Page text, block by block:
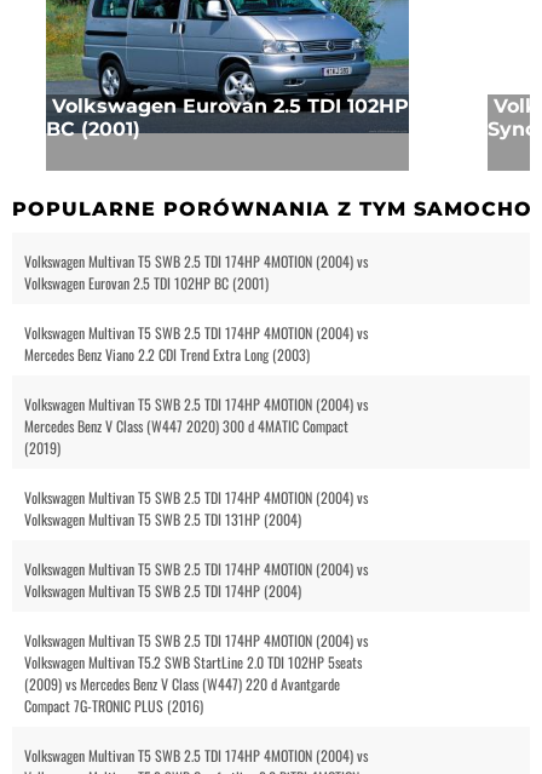
Volkswagen Eurovan 2.5 TDI 102HP
BC (2001)
POPULARNE PORÓWNANIA Z TYM
Volkswagen Multivan T5 SWB 2.5 TDI 174HP 4MOTION (2004) vs
Volkswagen Eurovan 2.5 TDI 102HP BC (2001)
Volkswagen Multivan T5 SWB 2.5 TDI 174HP 4MOTION (2004) vs
Mercedes Benz Viano 2.2 CDI Trend Extra Long (2003)
Volkswagen Multivan T5 SWB 2.5 TDI 174HP 4MOTION (2004) vs
Mercedes Benz V Class (W447 2020) 300 d 4MATIC Compact
(2019)
Volkswagen Multivan T5 SWB 2.5 TDI 174HP 4MOTION (2004) vs
Volkswagen Multivan T5 SWB 2.5 TDI 131HP (2004)
Volkswagen Multivan T5 SWB 2.5 TDI 174HP 4MOTION (2004) vs
Volkswagen Multivan T5 SWB 2.5 TDI 174HP (2004)
Volkswagen Multivan T5 SWB 2.5 TDI 174HP 4MOTION (2004) vs
Volkswagen Multivan T5.2 SWB StartLine 2.0 TDI 102HP 5seats
(2009) vs Mercedes Benz V Class (W447) 220 d Avantgarde
Compact 7G-TRONIC PLUS (2016)
Volkswagen Multivan T5 SWB 2.5 TDI 174HP 4MOTION (2004) vs